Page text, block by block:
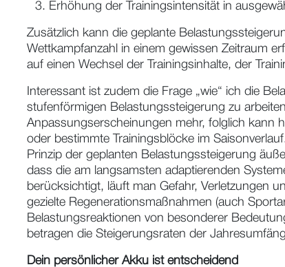
Erhöhung der Trainingsintensität in
Zusätzlich kann die geplante
Wettkampfanzahl in einem gewissen Zeitraum
auf einen Wechsel der Trainingsinhalte, der
Interessant ist zudem die Frage „wie“ ich die
stufenförmigen Belastungssteigerung zu
Anpassungserscheinungen mehr, folglich kann
oder bestimmte Trainingsblöcke im
Prinzip der geplanten Belastungssteigerung
dass die am langsamsten adaptierenden
berücksichtigt, läuft man Gefahr, Verletzungen
gezielte Regenerationsmaßnahmen (auch
Belastungsreaktionen von besonderer
betragen die Steigerungsraten der
Dein persönlicher Akku ist entscheidend